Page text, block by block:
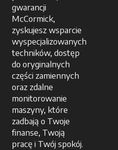
gwarancji
McCormick,
zyskujesz wsparcie
wyspecjalizowanych
techników, dostęp
do oryginalnych
części zamiennych
oraz zdalne
monitorowanie
maszyny, które
zadbają o Twoje
finanse, Twoją
pracę i Twój spokój.